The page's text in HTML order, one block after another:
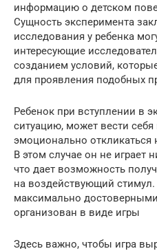
информацию о детском
Сущность эксперимента
исследования у ребенка
интересующие
созданием условий,
для проявления подобных
Ребенок при вступлении в
ситуацию, может вести
эмоционально
В этом случае он не играет
что дает возможность
на воздействующий стимул.
максимально
организован в виде игры
Здесь важно, чтобы игра